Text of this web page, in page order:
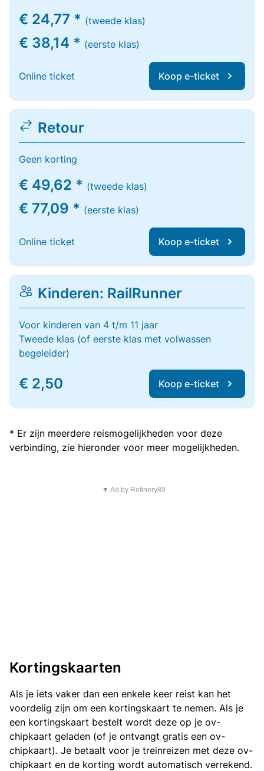
€ 24,77 * (tweede klas)
€ 38,14 * (eerste klas)
Online ticket Koop e-ticket
Retour
Geen korting
€ 49,62 * (tweede klas)
€ 77,09 * (eerste klas)
Online ticket Koop e-ticket
Kinderen: RailRunner
Voor kinderen van 4 t/m 11 jaar
Tweede klas (of eerste klas met volwassen
begeleider)
€ 2,50 Koop e-ticket
* Er zijn meerdere reismogelijkheden voor deze
verbinding, zie hieronder voor meer mogelijkheden.
▼ Ad by Refinery89
Kortingskaarten
Als je iets vaker dan een enkele keer reist kan het
voordelig zijn om een kortingskaart te nemen. Als je
een kortingskaart bestelt wordt deze op je ov-
chipkaart geladen (of je ontvangt gratis een ov-
chipkaart). Je betaalt voor je treinreizen met deze ov-
chipkaart en de korting wordt automatisch verrekend.